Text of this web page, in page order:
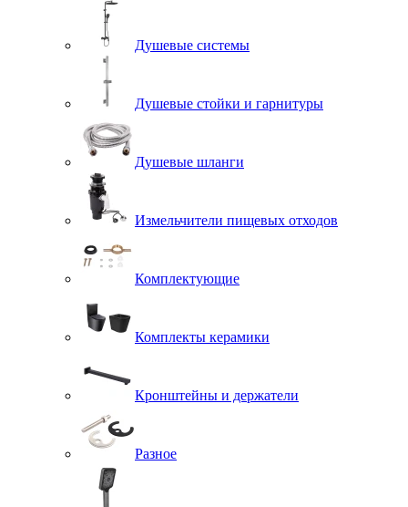
Душевые системы
Душевые стойки и гарнитуры
Душевые шланги
Измельчители пищевых отходов
Комплектующие
Комплекты керамики
Кронштейны и держатели
Разное